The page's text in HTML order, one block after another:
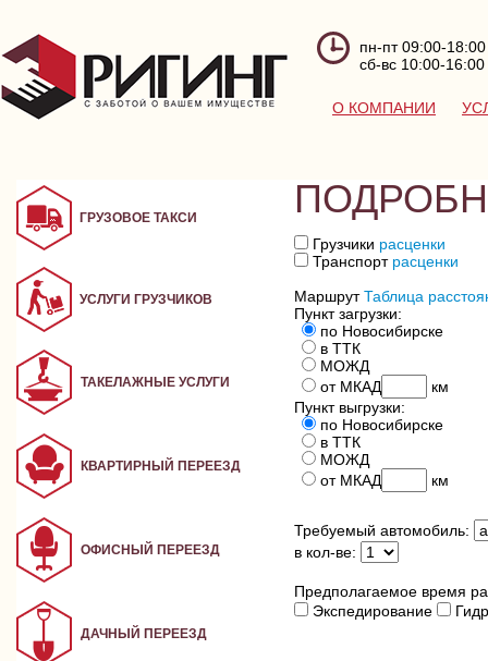
пн-пт 09:00-18:00
сб-вс 10:00-16:00
О КОМПАНИИ
ГРУЗОВОЕ ТАКСИ
УСЛУГИ ГРУЗЧИКОВ
ТАКЕЛАЖНЫЕ УСЛУГИ
КВАРТИРНЫЙ ПЕРЕЕЗД
ОФИСНЫЙ ПЕРЕЕЗД
ДАЧНЫЙ ПЕРЕЕЗД
Грузчики расценки
Транспорт расценки
Маршрут Таблица
Пункт загрузки:
по Новосибирске
в ТТК
МОЖД
от МКАД
км
Пункт выгрузки:
по Новосибирске
в ТТК
МОЖД
от МКАД
км
Требуемый автомобиль:
в кол-ве:
Предполагаемое время
Экспедирование